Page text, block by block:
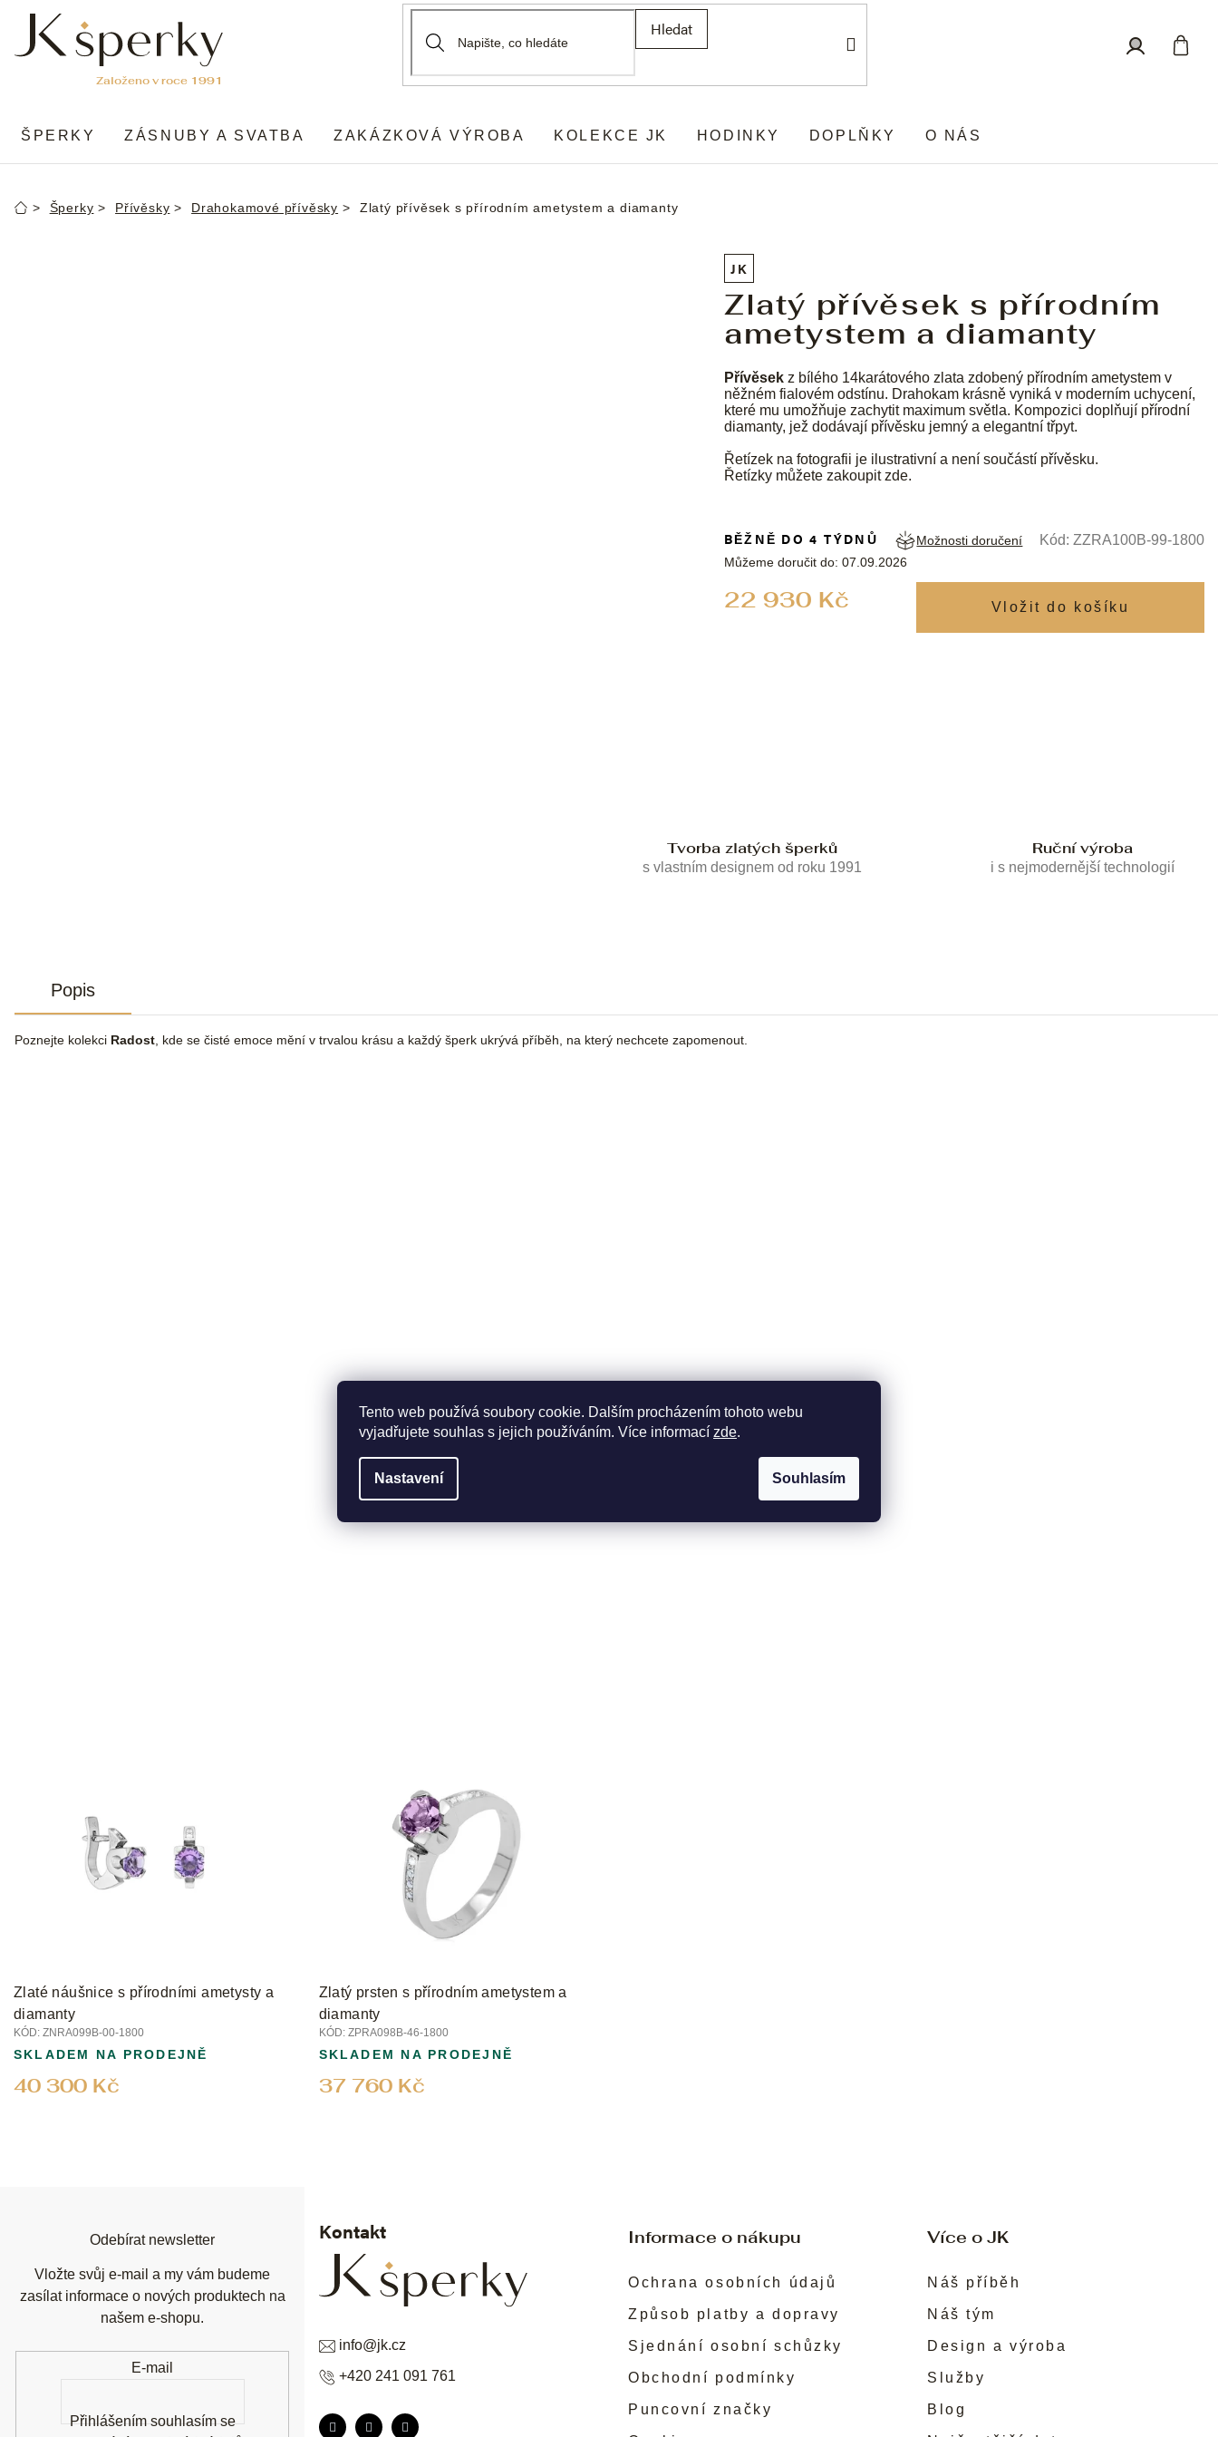
Tento web používá soubory cookie. Dalším procházením tohoto webu
vyjadřujete souhlas s jejich používáním. Více informací zde.
Nastavení Souhlasím
obsah
Hledat
ŠPERKY ZÁSNUBY A SVATBA ZAKÁZKOVÁ VÝROBA KOLEKCE JK HODINKY DOPLŇKY O NÁS
DomůŠperky Přívěsky Drahokamové přívěsky Zlatý přívěsek s přírodním ametystem a diamanty
JK
Zlatý přívěsek s přírodním
ametystem a diamanty
Přívěsek z bílého 14karátového zlata zdobený přírodním ametystem v
něžném fialovém odstínu. Drahokam krásně vyniká v moderním uchycení,
které mu umožňuje zachytit maximum světla. Kompozici doplňují přírodní
diamanty, jež dodávají přívěsku jemný a elegantní třpyt.
Řetízek na fotografii je ilustrativní a není součástí přívěsku.
Řetízky můžete zakoupitzde.
22 930 Kč
BĚŽNĚ DO 4 TÝDNŮ
Můžeme doručit do: 07.09.2026
Možnosti doručení Kód: ZZRA100B-99-1800
Tvorba zlatých šperků
s vlastním designem od roku 1991
Ruční výroba
i s nejmodernější technologií
Popis
Poznejte kolekci Radost , kde se čisté emoce mění v trvalou krásu a každý šperk ukrývá příběh, na který nechcete zapomenout.
Zlaté náušnice s přírodními ametysty a
diamanty
KÓD: ZNRA099B-00-1800
40 300 Kč
SKLADEM NA PRODEJNĚ
Zlatý prsten s přírodním ametystem a
diamanty
KÓD: ZPRA098B-46-1800
37 760 Kč
SKLADEM NA PRODEJNĚ
Informace o nákupu
Ochrana osobních údajů
Způsob platby a dopravy
Sjednání osobní schůzky
Obchodní podmínky
Puncovní značky
Více o JK
Náš příběh
Náš tým
Design a výroba
Služby
Blog
Kontakt
info@jk.cz
+420 241 091 761
Odebírat newsletter
Vložte svůj e-mail a my vám budeme
zasílat informace o nových produktech na
našem e-shopu.
E-mail
Přihlášením souhlasím se